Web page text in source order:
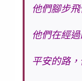
他們腳步
他們在經
平安的路